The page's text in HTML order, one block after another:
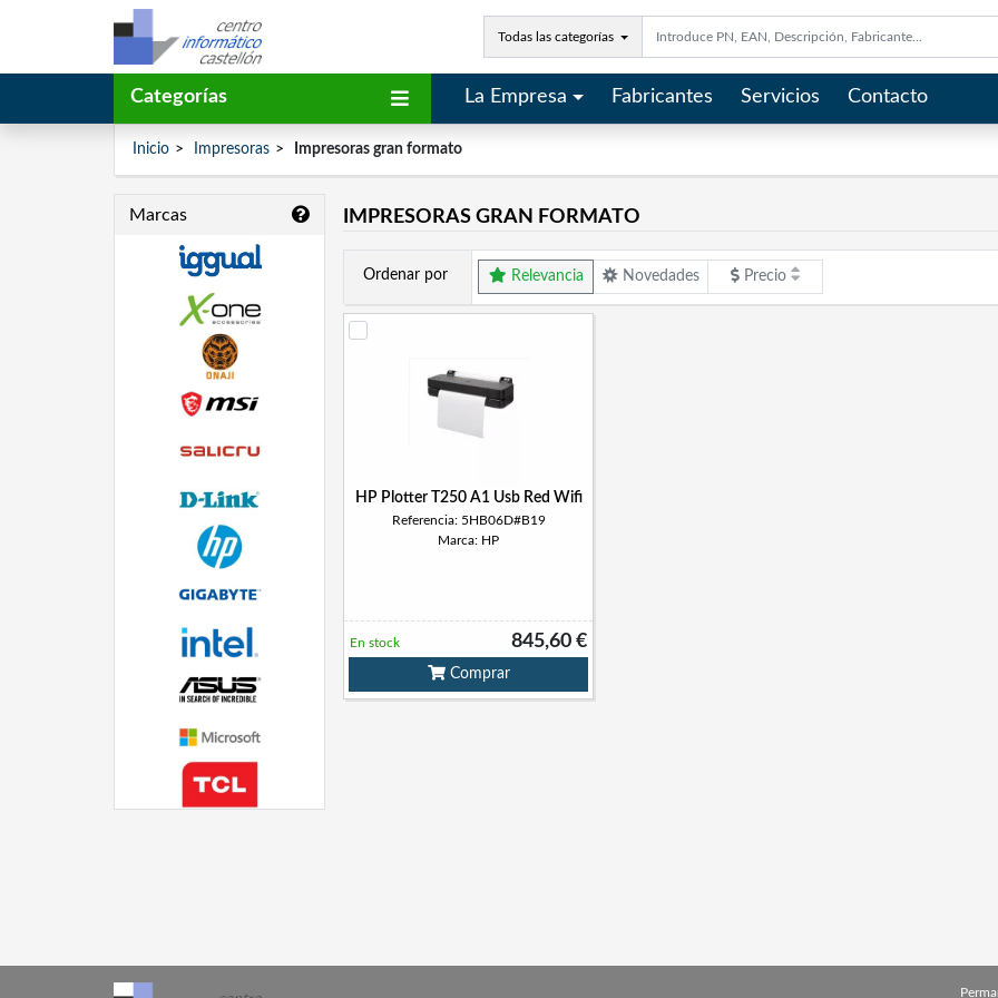
Todas las categorías
Categorías La Empresa Fabricantes Servicios Contacto
Inicio Impresoras Impresoras gran formato
Marcas IMPRESORAS GRAN FORMATO
Ordenar por Relevancia Novedades Precio
HP Plotter T250 A1 Usb Red Wifi
Referencia: 5HB06D#B19
Marca: HP
845,60 €
En stock
Comprar